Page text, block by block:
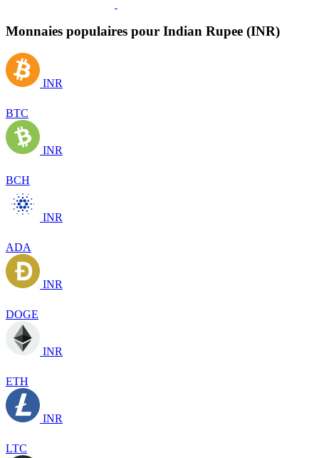
Monnaies populaires pour Indian Rupee (INR)
INR
BTC
INR
BCH
INR
ADA
INR
DOGE
INR
ETH
INR
LTC